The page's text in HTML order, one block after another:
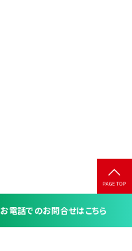
お電話でのお問合せはこちら